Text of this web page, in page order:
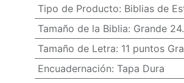
Tipo de Producto: Biblias de
Tamaño de la Biblia: Grande
Tamaño de Letra: 11 puntos
Encuadernación: Tapa Dura